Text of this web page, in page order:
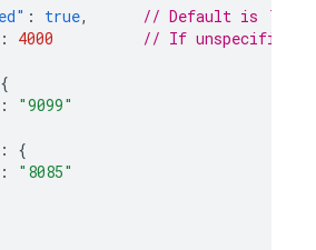
: true,
// Default is
: 4000
// If unspecified,
{
:
"9099"
:
{
:
"8085"